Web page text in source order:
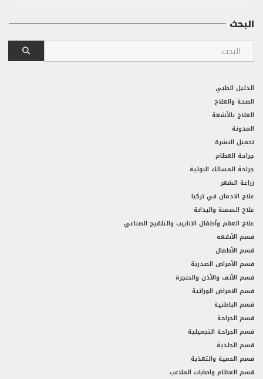
البحث
الدليل الطبي
الصحة والعلاج
العلاج بالأشعة
المدونة
تجميل البشرة
جراحة العظام
جراحة المسالك البولية
زراعة الشعر
علاج الادمان في تركيا
علاج السمنة والبدانة
علاج العقم وأطفال الانابيب والتلقيح الصناعي
قسم الأشعه
قسم الأطفال
قسم الأمراض الصدرية
قسم الأنف والأذن والحنجرة
قسم الامراض الوراثية
قسم الباطنية
قسم الجراحة
قسم الجراحة التجميلية
قسم الجلدية
قسم الحمية والتغذية
قسم العظام واصابات الملاعب